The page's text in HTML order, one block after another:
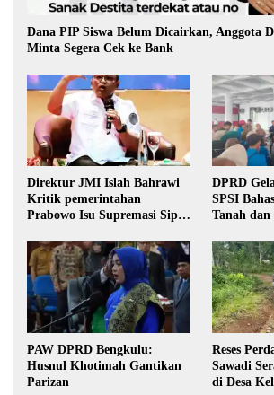
Dana PIP Siswa Belum Dicairkan, Anggota
Minta Segera Cek ke Bank
Direktur JMI Islah Bahrawi
Kritik pemerintahan
Prabowo Isu Supremasi Sipil,
Pilkada oleh DPRD
DPRD
SPSI
Tanah dan
PAW DPRD Bengkulu:
Husnul Khotimah Gantikan
Parizan
Reses
Sawadi
di Desa